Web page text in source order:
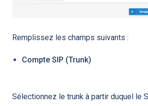
Remplissez les champs suivants :
Compte SIP (Trunk)
Sélectionnez le trunk à partir duquel le